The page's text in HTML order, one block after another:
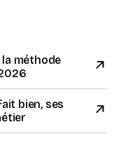
méthode
bien, ses